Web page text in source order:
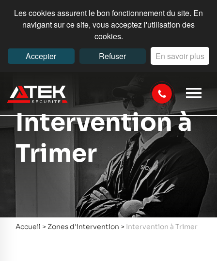
Les cookies assurent le bon fonctionnement du site. En
navigant sur ce site, vous acceptez l'utilisation des
cookies.
Accepter
Refuser En savoir plus
Intervention à
Trimer
Accueil > Zones d'intervention > Intervention à Trimer